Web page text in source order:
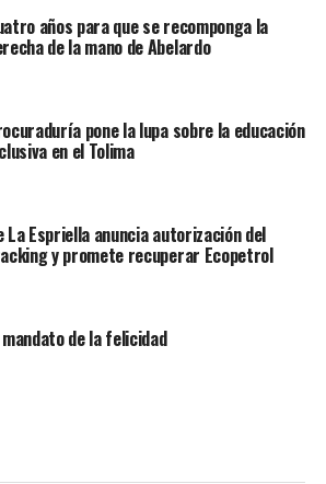
años para que se recomponga la
de la mano de Abelardo
pone la lupa sobre la educación
en el Tolima
La Espriella anuncia autorización del
y promete recuperar Ecopetrol
mandato de la felicidad